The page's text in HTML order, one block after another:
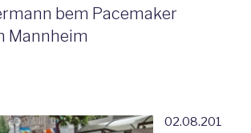
bem Pacemaker
Mannheim
02.08.201